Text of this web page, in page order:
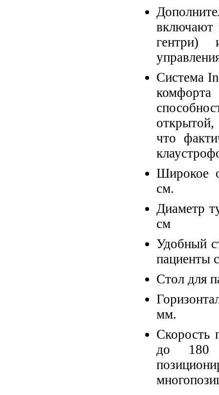
включают
гентри)
Система
что
Широкое
см.
Диаметр
см
Удобный
пациенты
Стол для
мм.
Скорость
до 180